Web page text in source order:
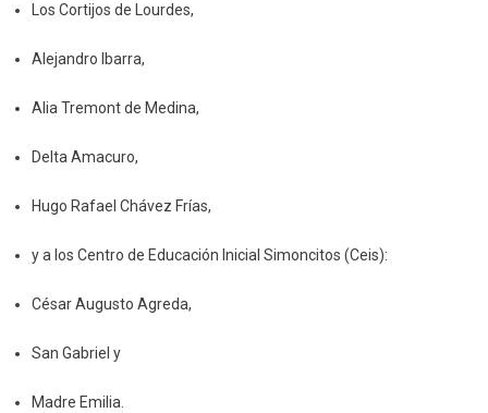
Los Cortijos de Lourdes,
Alejandro Ibarra,
Alia Tremont de Medina,
Delta Amacuro,
Hugo Rafael Chávez Frías,
y a los Centro de Educación Inicial Simoncitos (Ceis):
César Augusto Agreda,
San Gabriel y
Madre Emilia.